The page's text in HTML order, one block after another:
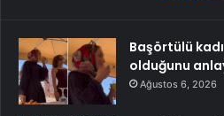
Başörtülü
olduğunu
Ağustos 6, 2026